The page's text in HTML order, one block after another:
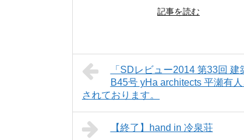
記事を読む
「SDレビュー2014 第33回
B45号 yHa architects 平瀬有
されております。
【終了】hand in 冷泉荘